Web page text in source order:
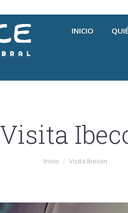
INICIO
Visita
Inicio Visita Ibecon